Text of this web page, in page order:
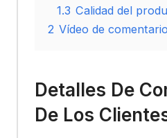
1.3 Calidad del
2 Vídeo de
Detalles De
De Los